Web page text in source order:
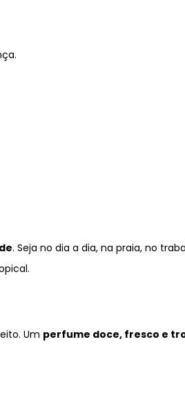
. Seja no dia a dia, na praia, no
Um perfume doce, fresco e